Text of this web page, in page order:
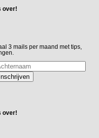
over!
3 mails per maand met tips,
over!